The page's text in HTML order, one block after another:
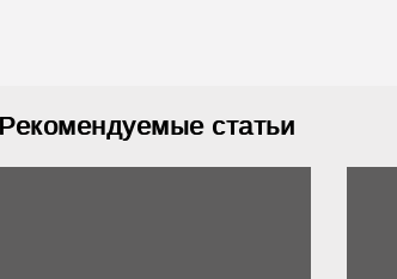
Рекомендуемые статьи